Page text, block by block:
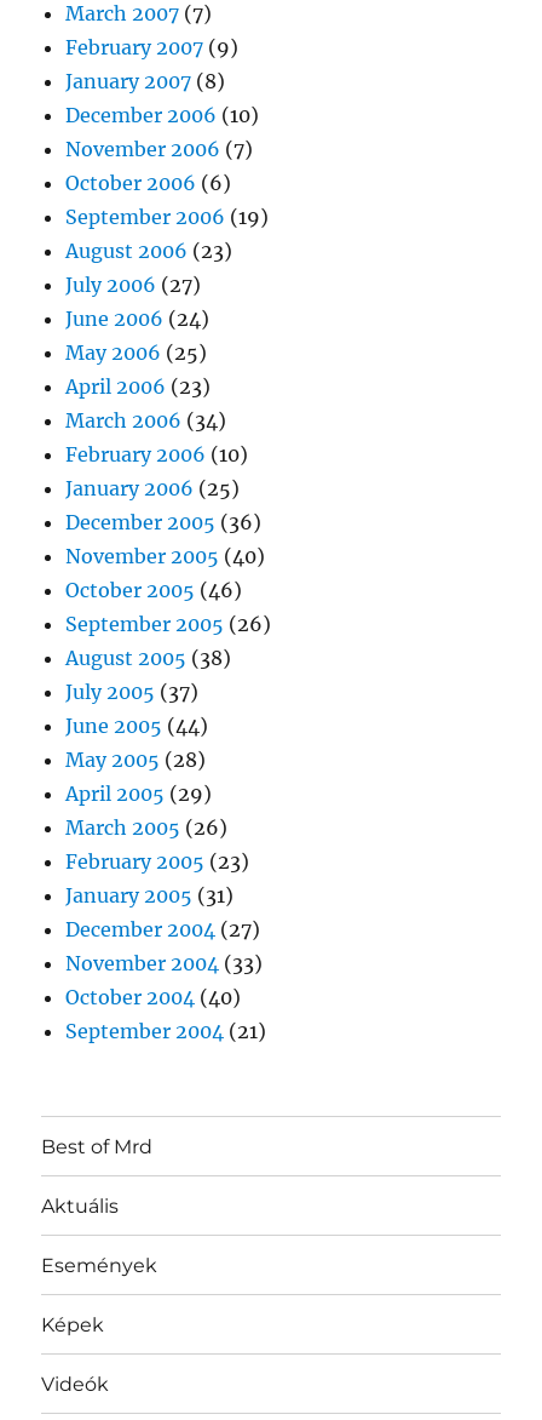
March 2007 (7)
February 2007 (9)
January 2007 (8)
December 2006 (10)
November 2006 (7)
October 2006 (6)
September 2006 (19)
August 2006 (23)
July 2006 (27)
June 2006 (24)
May 2006 (25)
April 2006 (23)
March 2006 (34)
February 2006 (10)
January 2006 (25)
December 2005 (36)
November 2005 (40)
October 2005 (46)
September 2005 (26)
August 2005 (38)
July 2005 (37)
June 2005 (44)
May 2005 (28)
April 2005 (29)
March 2005 (26)
February 2005 (23)
January 2005 (31)
December 2004 (27)
November 2004 (33)
October 2004 (40)
September 2004 (21)
Best of Mrd
Aktuális
Események
Képek
Videók